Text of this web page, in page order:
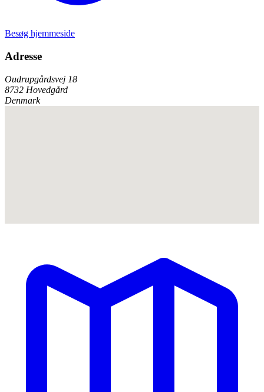
Besøg hjemmeside
Adresse
Oudrupgårdsvej 18
8732 Hovedgård
Denmark